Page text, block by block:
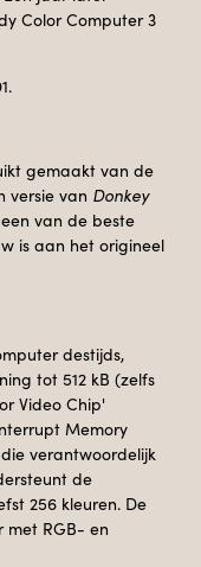
Color Computer 3
gemaakt van de
versie van Donkey
van de beste
is aan het origineel
destijds,
tot 512 kB (zelfs
Video Chip'
Memory
verantwoordelijk
de
256 kleuren. De
met RGB- en